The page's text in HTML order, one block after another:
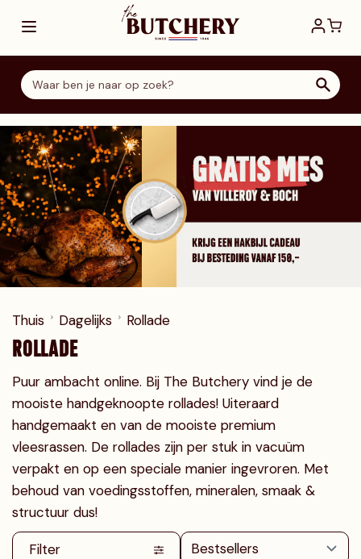
Thuis Dagelijks Rollade
ROLLADE
Puur ambacht online. Bij The Butchery vind je de
mooiste handgeknoopte rollades! Uiteraard
handgemaakt en van de mooiste premium
vleesrassen. De rollades zijn per stuk in vacuüm
verpakt en op een speciale manier ingevroren. Met
behoud van voedingsstoffen, mineralen, smaak &
structuur dus!
Filter